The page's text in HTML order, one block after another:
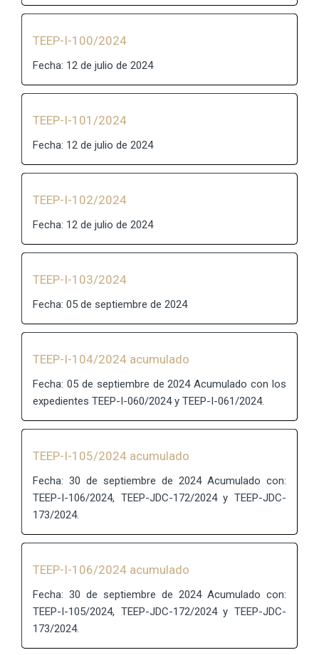
TEEP-I-100/2024
Fecha: 12 de julio de 2024
TEEP-I-101/2024
Fecha: 12 de julio de 2024
TEEP-I-102/2024
Fecha: 12 de julio de 2024
TEEP-I-103/2024
Fecha: 05 de septiembre de 2024
TEEP-I-104/2024 acumulado
Fecha: 05 de septiembre de 2024 Acumulado con los
expedientes TEEP-I-060/2024 y TEEP-I-061/2024.
TEEP-I-105/2024 acumulado
Fecha: 30 de septiembre de 2024 Acumulado con:
TEEP-I-106/2024, TEEP-JDC-172/2024 y TEEP-JDC-
173/2024.
TEEP-I-106/2024 acumulado
Fecha: 30 de septiembre de 2024 Acumulado con:
TEEP-I-105/2024, TEEP-JDC-172/2024 y TEEP-JDC-
173/2024.